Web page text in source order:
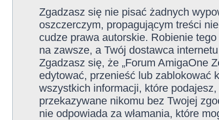
Zgadzasz się nie pisać żadnych
oszczerczym, propagującym treści
cudze prawa autorskie. Robienie
na zawsze, a Twój dostawca
Zgadzasz się, że „Forum AmigaOne
edytować, przenieść lub zablokować
wszystkich informacji, które
przekazywane nikomu bez Twojej
nie odpowiada za włamania, które